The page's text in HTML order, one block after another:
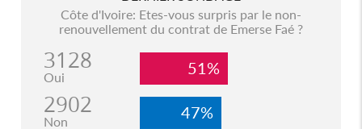
Côte d'Ivoire: Etes-vous surpris par le non-
renouvellement du contrat de Emerse Faé ?
3128
Oui 51%
2902
Non 47%